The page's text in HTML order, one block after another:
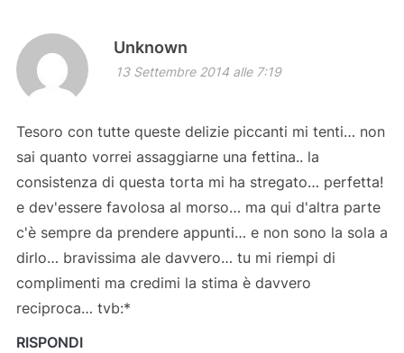
Unknown
13 Settembre 2014 alle 7:19
Tesoro con tutte queste delizie piccanti mi tenti… non
sai quanto vorrei assaggiarne una fettina.. la
consistenza di questa torta mi ha stregato… perfetta!
e dev'essere favolosa al morso… ma qui d'altra parte
c'è sempre da prendere appunti… e non sono la sola a
dirlo… bravissima ale davvero… tu mi riempi di
complimenti ma credimi la stima è davvero
reciproca… tvb:*
RISPONDI